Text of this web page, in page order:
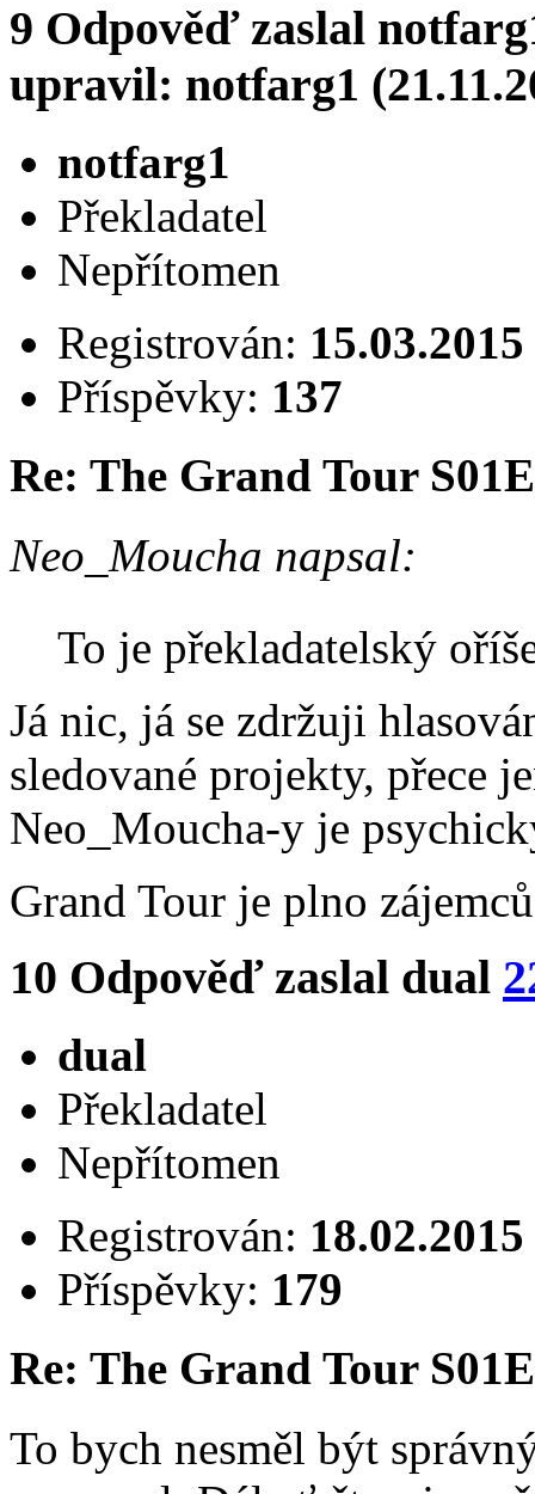
9 Odpověď zaslal
upravil: notfarg1
notfarg1
Překladatel
Nepřítomen
Registrován: 15.03.2015
Příspěvky: 137
Re: The Grand Tour
Neo_Moucha napsal:
To je překladatelský
Já nic, já se zdržuji
sledované projekty, přece
Neo_Moucha-y je
Grand Tour je plno
10 Odpověď zaslal dual
dual
Překladatel
Nepřítomen
Registrován: 18.02.2015
Příspěvky: 179
Re: The Grand Tour
To bych nesměl být